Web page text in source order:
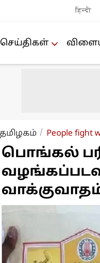
हिन्दी
செய்திகள்
த‌மிழக‌ம் People fight
பொங்கல்